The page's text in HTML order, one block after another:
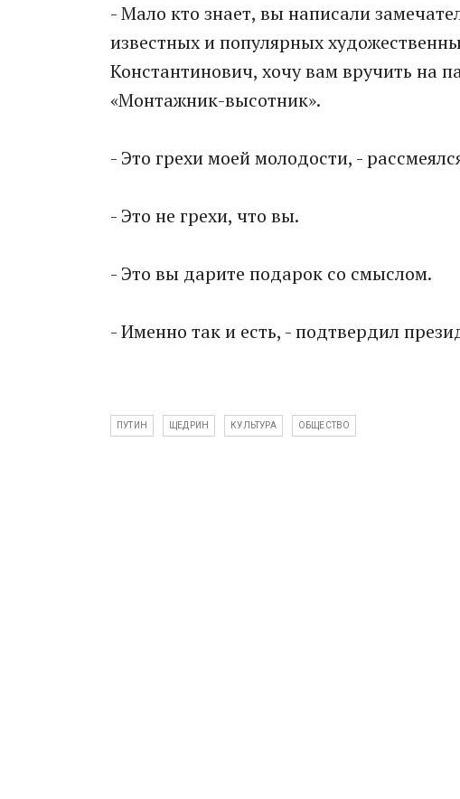
- Мало кто знает, вы написали
известных и популярных
Константинович, хочу вам вручить на
«Монтажник-высотник».
- Это грехи моей молодости, -
- Это не грехи, что вы.
- Это вы дарите подарок со смыслом.
- Именно так и есть, - подтвердил
ПУТИН ЩЕДРИН КУЛЬТУРА ОБЩЕСТВО